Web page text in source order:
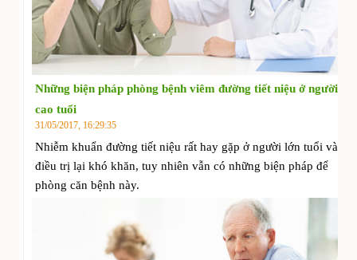
Những biện pháp phòng bệnh viêm đường tiết niệu ở người
cao tuổi
31/05/2017, 16:29:35
Nhiễm khuẩn đường tiết niệu rất hay gặp ở người lớn tuổi và
điều trị lại khó khăn, tuy nhiên vẫn có những biện pháp để
phòng căn bệnh này.